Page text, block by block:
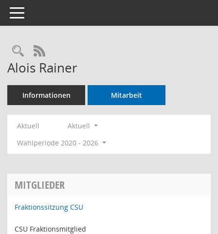
Toggle navigation
Rechercheauswahl
RSS-Feed
Alois Rainer
Informationen Mitarbeit
Aktuell
Aktuell
Wahlperiode 2020 - 2026
MITGLIEDER
Fraktionssitzung CSU
CSU Fraktionsmitglied